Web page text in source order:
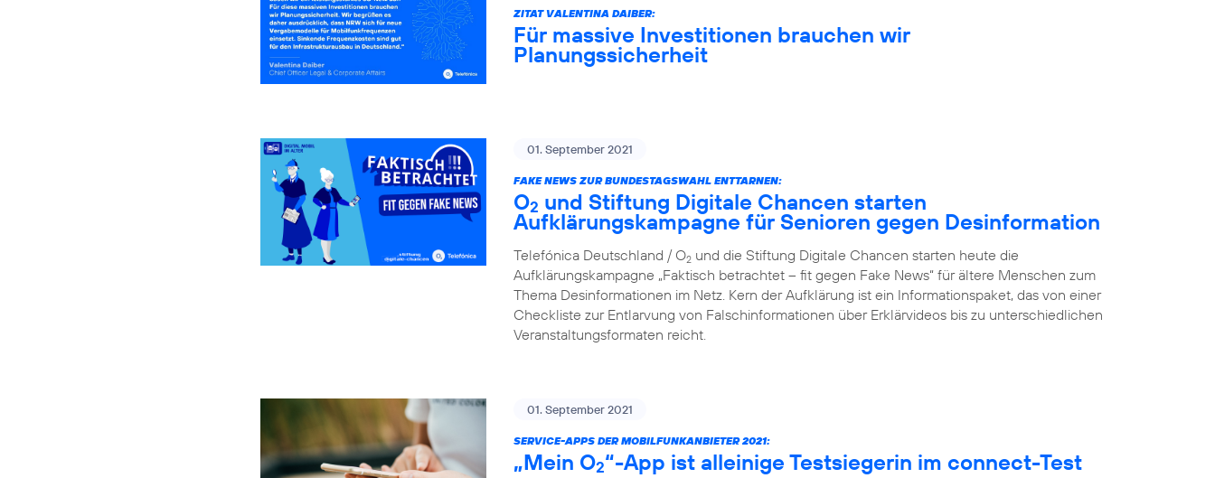
ZITAT VALENTINA DAIBER:
Für massive Investitionen brauchen wir
Planungssicherheit
01. September 2021
FAKE NEWS ZUR BUNDESTAGSWAHL ENTTARNEN:
O2 und Stiftung Digitale Chancen starten
Aufklärungskampagne für Senioren gegen Desinformation
Telefónica Deutschland / O2 und die Stiftung Digitale Chancen starten heute die
Aufklärungskampagne „Faktisch betrachtet – fit gegen Fake News“ für ältere Menschen zum
Thema Desinformationen im Netz. Kern der Aufklärung ist ein Informationspaket, das von einer
Checkliste zur Entlarvung von Falschinformationen über Erklärvideos bis zu unterschiedlichen
Veranstaltungsformaten reicht.
01. September 2021
SERVICE-APPS DER MOBILFUNKANBIETER 2021:
„Mein O2“-App ist alleinige Testsiegerin im connect-Test